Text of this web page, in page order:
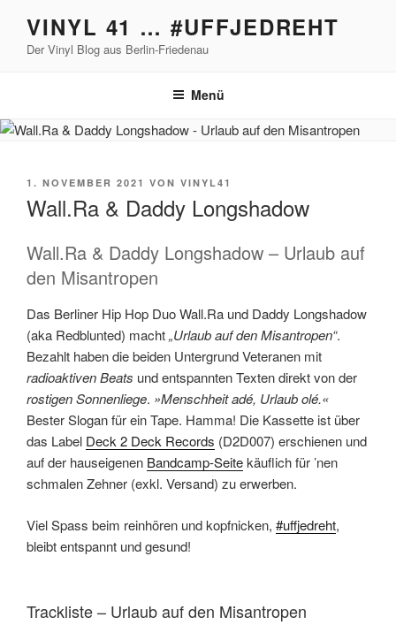
Inhalt
springen
VINYL 41 … #UFFJEDREHT
Der Vinyl Blog aus Berlin-Friedenau
Menü
VERÖFFENTLICHT
1. NOVEMBER 2021 VON VINYL41
Wall.Ra & Daddy Longshadow
Wall.Ra & Daddy Longshadow – Urlaub auf
den Misantropen
Das Berliner Hip Hop Duo Wall.Ra und Daddy Longshadow
(aka Redblunted) macht„Urlaub auf den Misantropen“.
Bezahlt haben die beiden Untergrund Veteranen mit
radioaktiven Beats und entspannten Texten direkt von der
rostigen Sonnenliege. »Menschheit adé, Urlaub olé.«
Bester Slogan für ein Tape. Hamma! Die Kassette ist über
das Label Deck 2 Deck Records (D2D007) erschienen und
auf der hauseigenen Bandcamp-Seitekäuflich für ’nen
schmalen Zehner (exkl. Versand) zu erwerben.
Viel Spass beim reinhören und kopfnicken, #uffjedreht,
bleibt entspannt und gesund!
Trackliste – Urlaub auf den Misantropen